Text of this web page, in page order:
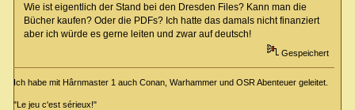
Wie ist eigentlich der Stand bei den Dresden Files? Kann man die
Bücher kaufen? Oder die PDFs? Ich hatte das damals nicht finanziert
aber ich würde es gerne leiten und zwar auf deutsch!
Gespeichert
Ich habe mit Hârnmaster 1 auch Conan, Warhammer und OSR Abenteuer geleitet.
"Le jeu c'est sérieux!"